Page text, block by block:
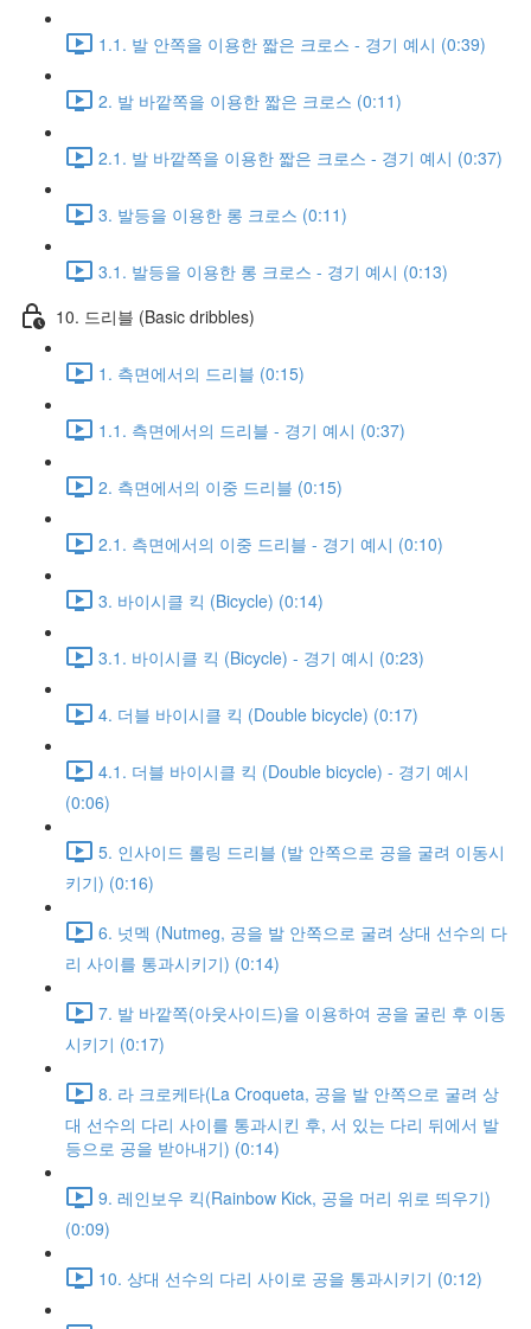
1.1. 발 안쪽을 이용한 짧은 크로스 - 경기 예시 (0:39)
2. 발 바깥쪽을 이용한 짧은 크로스 (0:11)
2.1. 발 바깥쪽을 이용한 짧은 크로스 - 경기 예시 (0:37)
3. 발등을 이용한 롱 크로스 (0:11)
3.1. 발등을 이용한 롱 크로스 - 경기 예시 (0:13)
10. 드리블 (Basic dribbles)
1. 측면에서의 드리블 (0:15)
1.1. 측면에서의 드리블 - 경기 예시 (0:37)
2. 측면에서의 이중 드리블 (0:15)
2.1. 측면에서의 이중 드리블 - 경기 예시 (0:10)
3. 바이시클 킥 (Bicycle) (0:14)
3.1. 바이시클 킥 (Bicycle) - 경기 예시 (0:23)
4. 더블 바이시클 킥 (Double bicycle) (0:17)
4.1. 더블 바이시클 킥 (Double bicycle) - 경기 예시
(0:06)
5. 인사이드 롤링 드리블 (발 안쪽으로 공을 굴려 이동시
키기) (0:16)
6. 넛멕 (Nutmeg, 공을 발 안쪽으로 굴려 상대 선수의 다
리 사이를 통과시키기) (0:14)
7. 발 바깥쪽(아웃사이드)을 이용하여 공을 굴린 후 이동
시키기 (0:17)
8. 라 크로케타(La Croqueta, 공을 발 안쪽으로 굴려 상
대 선수의 다리 사이를 통과시킨 후, 서 있는 다리 뒤에서 발
등으로 공을 받아내기) (0:14)
9. 레인보우 킥(Rainbow Kick, 공을 머리 위로 띄우기)
(0:09)
10. 상대 선수의 다리 사이로 공을 통과시키기 (0:12)